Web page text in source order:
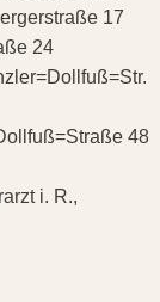
17
24
48
i. R.,